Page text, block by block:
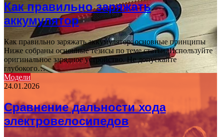
Как правильно заряжать
аккумулятор
Как правильно заряжать аккумулятор: основные принципы
Ниже собраны основные тезисы по теме статьи. Используйте
оригинальное зарядное устройство. Не допускайте
глубокого…
Модели
24.01.2026
Сравнение дальности хода
электровелосипедов